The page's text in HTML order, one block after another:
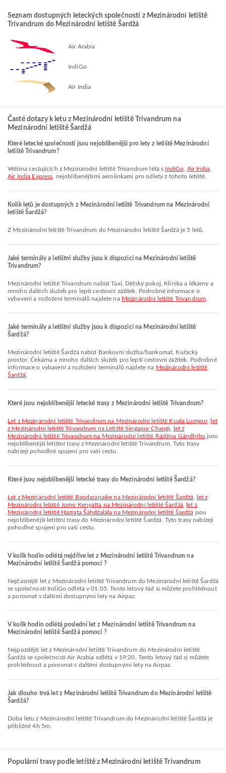
Seznam dostupných leteckých společností z Mezinárodní letiště
Trivandrum do Mezinárodní letiště Šardžá
Air Arabia
IndiGo
Air India
Časté dotazy k letu z Mezinárodní letiště Trivandrum na
Mezinárodní letiště Šardžá
Které letecké společnosti jsou nejoblíbenější pro lety z letiště Mezinárodní
letiště Trivandrum?
Většina cestujících z Mezinárodní letiště Trivandrum létá s IndiGo Air India,
Air India Express , nejoblíbenějšími aerolinkami pro odlety z tohoto letiště.
Kolik letů je dostupných z Mezinárodní letiště Trivandrum na Mezinárodní
letiště Šardžá?
Z Mezinárodní letiště Trivandrum do Mezinárodní letiště Šardžá je 5 letů.
Jaké terminály a letištní služby jsou k dispozici na Mezinárodní letiště
Trivandrum?
Mezinárodní letiště Trivandrum nabízí Taxi, Dětský pokoj, Klinika a lékárny a
mnoho dalších služeb pro lepší cestovní zážitek. Podrobné informace o
vybavení a rozložení terminálů najdete na Mezinárodní letiště Trivandrum
Jaké terminály a letištní služby jsou k dispozici na Mezinárodní letiště
Šardžá?
Mezinárodní letiště Šardžá nabízí Bankovní služba/bankomat, Kuřácký
prostor, Čekárna a mnoho dalších služeb pro lepší cestovní zážitek. Podrobné
informace o vybavení a rozložení terminálů najdete na Mezinárodní letiště
Šardžá.
Které jsou nejoblíbenější letecké trasy z Mezinárodní letiště Trivandrum?
let z Mezinárodní letiště Trivandrum na Mezinárodní letiště Kuala Lumpur,
let
z Mezinárodní letiště Trivandrum na Letiště Singapur Changi
let z
Mezinárodní letiště Trivandrum na Mezinárodní letiště Rádžíva Gándhíhojsou
nejoblíbenější letištní trasy z Mezinárodní letiště Trivandrum. Tyto trasy
nabízejí pohodlné spojení pro vaši cestu.
Které jsou nejoblíbenější letecké trasy do Mezinárodní letiště Šardžá?
let z Mezinárodní letiště Bandaranaike na Mezinárodní letiště Šardžá
let z
Mezinárodní letiště Jomo Kenyatta na Mezinárodní letiště Šardžá,
let z
Mezinárodní letiště Hazrata Šáhdžalála na Mezinárodní letiště Šardžá jsou
nejoblíbenější letištní trasy do Mezinárodní letiště Šardžá. Tyto trasy nabízejí
pohodlné spojení pro vaši cestu.
V kolik hodin odlétá nejdříve let z Mezinárodní letiště Trivandrum na
Mezinárodní letiště Šardžá pomocí ?
Nejčasnější let z Mezinárodní letiště Trivandrum do Mezinárodní letiště Šardžá
se společností IndiGo odlétá v 01:05. Tento letový řád si můžete prohlédnout
a porovnat s dalšími dostupnými lety na Airpaz.
V kolik hodin odlétá poslední let z Mezinárodní letiště Trivandrum na
Mezinárodní letiště Šardžá pomocí ?
Nejpozdější let z Mezinárodní letiště Trivandrum do Mezinárodní letiště
Šardžá se společností Air Arabia odlétá v 19:20. Tento letový řád si můžete
prohlédnout a porovnat s dalšími dostupnými lety na Airpaz.
Jak dlouho trvá let z Mezinárodní letiště Trivandrum do Mezinárodní letiště
Šardžá?
Doba letu z Mezinárodní letiště Trivandrum do Mezinárodní letiště Šardžá je
přibližně 4h 5m.
Populární trasy podle letiště z Mezinárodní letiště Trivandrum